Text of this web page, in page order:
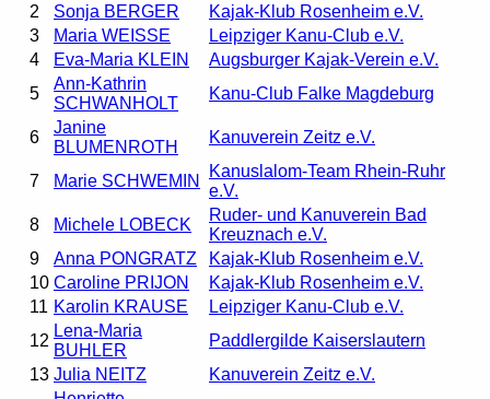
2
Sonja BERGER
Kajak-Klub Rosenheim e.V.
3
Maria WEISSE
Leipziger Kanu-Club e.V.
4
Eva-Maria KLEIN
Augsburger Kajak-Verein e.V.
5
Ann-Kathrin
SCHWANHOLT
Kanu-Club Falke Magdeburg
6
Janine
BLUMENROTH
Kanuverein Zeitz e.V.
7 Marie SCHWEMIN
Kanuslalom-Team Rhein-Ruhr
e.V.
8
Michele LOBECK
Ruder- und Kanuverein Bad
Kreuznach e.V.
9
Anna PONGRATZ
Kajak-Klub Rosenheim e.V.
10 Caroline PRIJON
Kajak-Klub Rosenheim e.V.
11 Karolin KRAUSE
Leipziger Kanu-Club e.V.
12
Lena-Maria
BUHLER
Paddlergilde Kaiserslautern
13 Julia NEITZ
Kanuverein Zeitz e.V.